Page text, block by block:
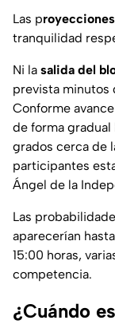
Las p
tranquilidad
Ni la salida del
prevista minutos
Conforme
de forma gradual
grados cerca de
participantes
Ángel de la
Las
aparecerían
15:00 horas,
competencia.
¿Cuándo